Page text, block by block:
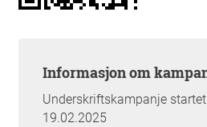
Informasjon om
Underskriftskampanje
19.02.2025